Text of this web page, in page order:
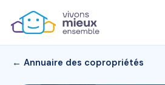
← Annuaire des copropriétés